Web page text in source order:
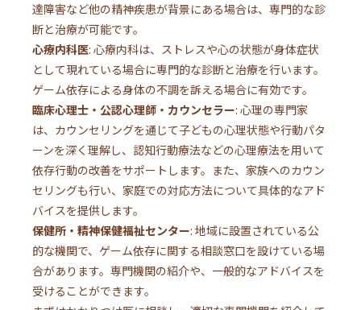
達障害など他の精神疾患が背景にある場合は、専門的な診
断と治療が可能です。
心療内科医: 心療内科は、ストレスや心の状態が身体症状
として現れている場合に専門的な診断と治療を行います。
ゲーム依存による身体の不調を訴える場合に有効です。
臨床心理士・公認心理師・カウンセラー: 心理の専門家
は、カウンセリングを通じて子どもの心理状態や行動パタ
ーンを深く理解し、認知行動療法などの心理療法を用いて
依存行動の改善をサポートします。また、家族へのカウン
セリングも行い、家庭での対応方法について具体的なアド
バイスを提供します。
保健所・精神保健福祉センター: 地域に設置されている公
的な機関で、ゲーム依存に関する相談窓口を設けている場
合があります。専門機関の紹介や、一般的なアドバイスを
受けることができます。